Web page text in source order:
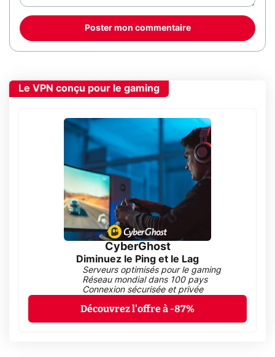
Poster mon commentaire
Le VPN conçu pour le gaming
CyberGhost
Diminuez le Ping et le Lag
Serveurs optimisés pour le gaming
Réseau mondial dans 100 pays
Connexion sécurisée et privée
Découvrez l'offre à -87%